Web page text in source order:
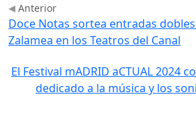
Anterior
Doce Notas sortea entradas
Zalamea en los Teatros del Canal
El Festival mADRID aCTUAL 2024
dedicado a la música y los